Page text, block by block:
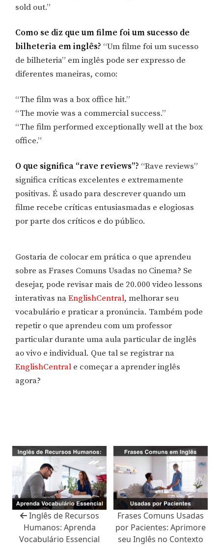
sold out.”
Como se diz que um filme foi um sucesso de
bilheteria em inglês? “Um filme foi um sucesso
de bilheteria” em inglês pode ser expresso de
diferentes maneiras, como:
“The film was a box office hit.”
“The movie was a commercial success.”
“The film performed exceptionally well at the box
office.”
O que significa “rave reviews”? “Rave reviews”
significa críticas excelentes e extremamente
positivas. É usado para descrever quando um
filme recebe críticas entusiasmadas e elogiosas
por parte dos críticos e do público.
Gostaria de colocar em prática o que aprendeu
sobre as Frases Comuns Usadas no Cinema? Se
desejar, pode revisar mais de 20.000 video lessons
interativas naEnglishCentral, melhorar seu
vocabulário e praticar a pronúncia. Também pode
repetir o que aprendeu com um professor
particular durante uma aula particular de inglês
ao vivo e individual. Que tal se registrar na
EnglishCentral e começar a aprender inglês
agora?
Inglês de Recursos
Humanos: Aprenda
Vocabulário Essencial
Frases Comuns Usadas
por Pacientes: Aprimore
seu Inglês no Contexto